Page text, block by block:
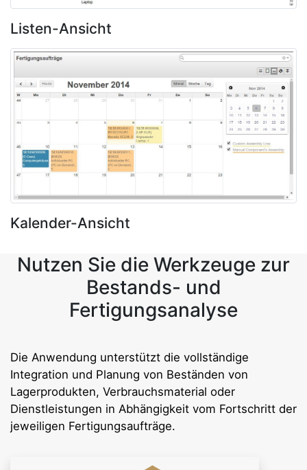
Listen-Ansicht
Kalender-Ansicht
Nutzen Sie die Werkzeuge zur
Bestands- und
Fertigungsanalyse
Die Anwendung unterstützt die vollständige
Integration und Planung von Beständen von
Lagerprodukten, Verbrauchsmaterial oder
Dienstleistungen in Abhängigkeit vom Fortschritt der
jeweiligen Fertigungsaufträge.